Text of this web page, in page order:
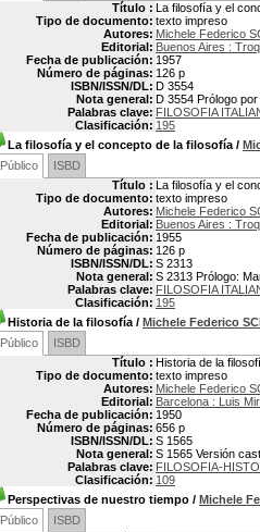
Título : La filosofía y el
Tipo de documento: texto impreso
Autores: Michele Federico
Editorial: Buenos Aires :
Fecha de publicación: 1957
Número de páginas: 126 p
ISBN/ISSN/DL: D 3554
Nota general: D 3554 Prólogo
Palabras clave: FILOSOFIA
Clasificación: 195
La filosofía y el concepto de la filosofía /
Público
ISBD
Título : La filosofía y el
Tipo de documento: texto impreso
Autores: Michele Federico
Editorial: Buenos Aires :
Fecha de publicación: 1955
Número de páginas: 126 p
ISBN/ISSN/DL: S 2313
Nota general: S 2313 Prólogo:
Palabras clave: FILOSOFIA
Clasificación: 195
Historia de la filosofía / Michele Federico
Público
ISBD
Título : Historia de la
Tipo de documento: texto impreso
Autores: Michele Federico
Editorial: Barcelona : Luis
Fecha de publicación: 1950
Número de páginas: 656 p
ISBN/ISSN/DL: S 1565
Nota general: S 1565 Versión
Palabras clave: FILOSOFIA-
Clasificación: 109
Perspectivas de nuestro tiempo / Michele
Público
ISBD